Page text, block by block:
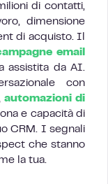
di contatti,
dimensione
di acquisto. Il
email
assistita da AI.
con
automazioni di
e capacità di
CRM. I segnali
che stanno
la tua.